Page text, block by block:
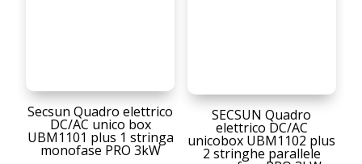
Secsun Quadro elettrico
DC/AC unico box
UBM1101 plus 1 stringa
monofase PRO 3kW
SECSUN Quadro
elettrico DC/AC
unicobox UBM1102 plus
2 stringhe parallele